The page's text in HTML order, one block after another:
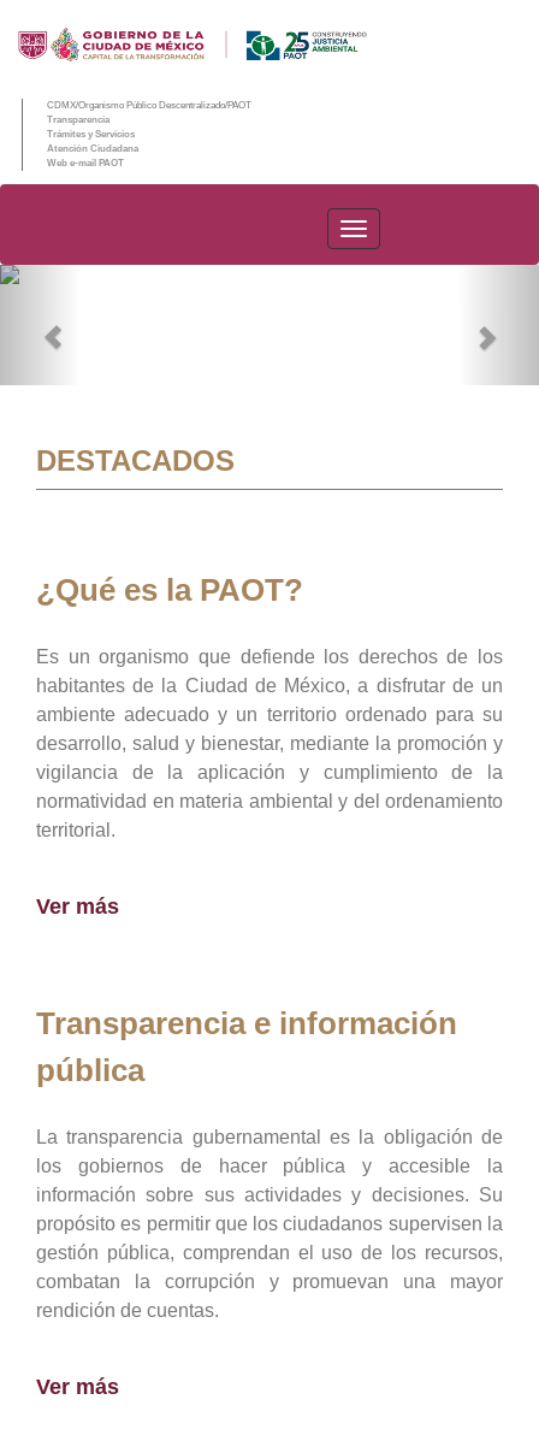
CDMX/Organismo Público Descentralizado/PAOT
Transparencia
Trámites y Servicios
Atención Ciudadana
Web e-mail PAOT
PAOT
DESTACADOS
¿Qué es la PAOT?
Es un organismo que defiende los derechos de los
habitantes de la Ciudad de México, a disfrutar de un
ambiente adecuado y un territorio ordenado para su
desarrollo, salud y bienestar, mediante la promoción y
vigilancia de la aplicación y cumplimiento de la
normatividad en materia ambiental y del ordenamiento
territorial.
Ver más
Transparencia e información
pública
La transparencia gubernamental es la obligación de
los gobiernos de hacer pública y accesible la
información sobre sus actividades y decisiones. Su
propósito es permitir que los ciudadanos supervisen la
gestión pública, comprendan el uso de los recursos,
combatan la corrupción y promuevan una mayor
rendición de cuentas.
Ver más